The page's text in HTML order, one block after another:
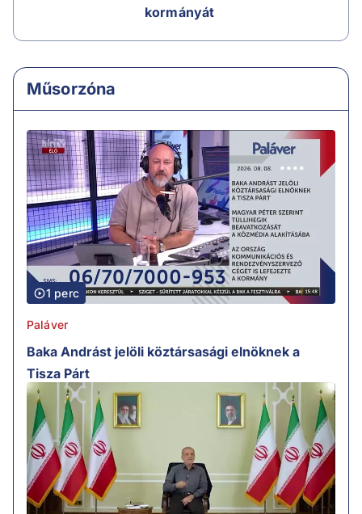
kormányát
Műsorzóna
1 perc
Paláver
Baka Andrást jelöli köztársasági elnöknek a
Tisza Párt